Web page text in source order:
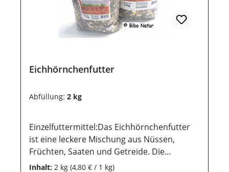
Eichhörnchenfutter
Abfüllung: 2 kg
Einzelfuttermittel:Das Eichhörnchenfutter
ist eine leckere Mischung aus Nüssen,
Früchten, Saaten und Getreide. Die
Eichhörnchen werden sich bestimmt über
Inhalt: 2 kg (4,80 € / 1 kg)